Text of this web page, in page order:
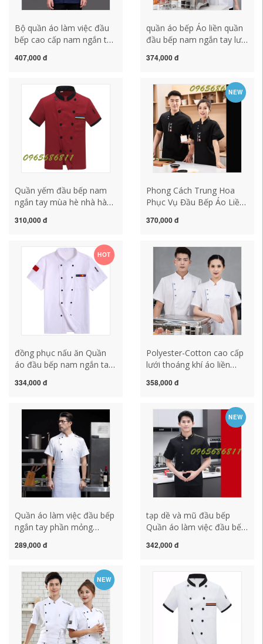
Bộ quần áo làm việc đầu
bếp cao cấp nam ngắn tay
nhà hàng phương Tây lưng
thoáng khí mẫu áo bếp ao
dong phuc dau bep
407,000 đ
quần áo bếp Áo liền quần
đầu bếp nam ngắn tay lưới
hàng tây cao cấp ăn uống
bếp tùy chỉnh nữ đồng
phục đầu bếp đẹp đồng
phục bếp trưởng
374,000 đ
Quần yếm đầu bếp nam
ngắn tay mùa hè nhà hàng
lẩu phục vụ nhà hàng phù
310,000 đ
NEW
Phong Cách Trung Hoa
Phục Vụ Đầu Bếp Áo Liền
Thoáng Khí Phần Mỏng
Khách Sạn Căng Tin Nhà
Bếp Tùy Chỉnh trang phuc
dau bep áo bếp nhà hàng
370,000 đ
HOT
đồng phục nấu ăn Quần
áo đầu bếp nam ngắn tay
sạn dài tay xuân hè quần
thêu logo áo bếp cao cấp
áo bếp nam
334,000 đ
Polyester-Cotton cao cấp
lưới thoáng khí áo liền
nam mùa hè nhà hàng
vụ quần áo đầu bếp màu
trắng tinh khiết đồng phục
nấu ăn áo bếp nữ
358,000 đ
Quần áo làm việc đầu bếp
ngắn tay phần mỏng
tin khách sạn nam thực
bếp khách sạn cao cấp tùy
biến chuyên nghiệp áo bếp
may sẵn đồng phục bếp
may sẵn
289,000 đ
NEW
tạp dề và mũ đầu bếp
Quần áo làm việc đầu bếp
nướng bánh nhà hàng
bếp phục vụ quần áo làm
việc dài tay cho nam và nữ
quần bếp áo bếp
342,000 đ
NEW